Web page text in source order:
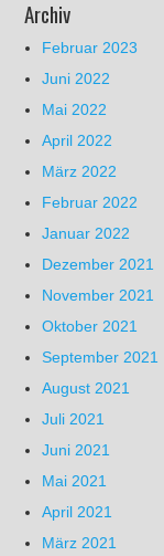
Archiv
Februar 2023
Juni 2022
Mai 2022
April 2022
März 2022
Februar 2022
Januar 2022
Dezember 2021
November 2021
Oktober 2021
September 2021
August 2021
Juli 2021
Juni 2021
Mai 2021
April 2021
März 2021